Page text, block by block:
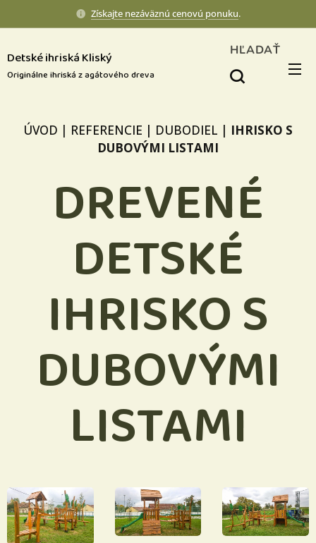
Získajte nezáväznú cenovú ponuku.
Detské ihriská Kliský
Originálne ihriská z agátového dreva
HĽADAŤ
ÚVOD | REFERENCIE | DUBODIEL | IHRISKO S
DUBOVÝMI LISTAMI
DREVENÉ
DETSKÉ
IHRISKO S
DUBOVÝMI
LISTAMI